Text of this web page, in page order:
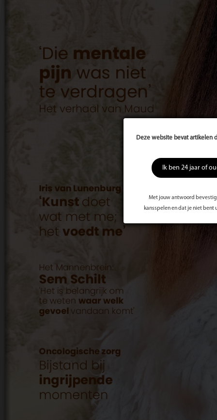
Deze website bevat artikelen
Ik ben 24 jaar of
Met jouw antwoord bevestig
kansspelen en dat je niet bent